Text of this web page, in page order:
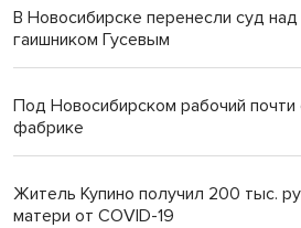
В Новосибирске перенесли суд
гаишником Гусевым
Под Новосибирском рабочий
фабрике
Житель Купино получил 200 тыс.
матери от COVID-19